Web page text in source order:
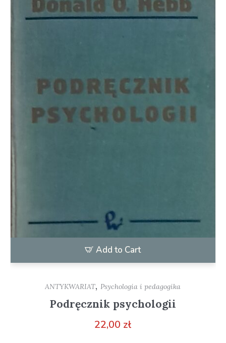
Add to Cart
ANTYKWARIAT,Psychologia i pedagogika
Podręcznik psychologii
22,00 zł